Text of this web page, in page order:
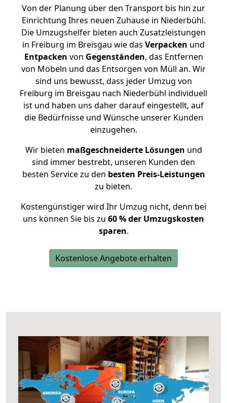
Von der Planung über den Transport bis hin zur
Einrichtung Ihres neuen Zuhause in Niederbühl.
Die Umzugshelfer bieten auch Zusatzleistungen
in Freiburg im Breisgau wie das Verpacken und
Entpacken von Gegenständen, das Entfernen
von Möbeln und das Entsorgen von Müll an. Wir
sind uns bewusst, dass jeder Umzug von
Freiburg im Breisgau nach Niederbühl individuell
ist und haben uns daher darauf eingestellt, auf
die Bedürfnisse und Wünsche unserer Kunden
einzugehen.
Wir bieten maßgeschneiderte Lösungen und
sind immer bestrebt, unseren Kunden den
besten Service zu den besten Preis-Leistungen
zu bieten.
Kostengünstiger wird Ihr Umzug nicht, denn bei
uns können Sie bis zu 60 % der Umzugskosten
sparen.
Kostenlose Angebote erhalten